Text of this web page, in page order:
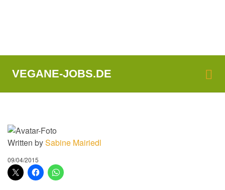
VEGANE-JOBS.DE
Written bySabine Mairiedl
09/04/2015